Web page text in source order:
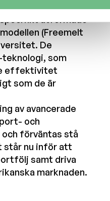
sin produktportfölj
utformade
(Freemelt
De
teknologi, som
effektivitet
som de är
av avancerade
och
förväntas stå
står nu inför att
samt driva
marknaden.